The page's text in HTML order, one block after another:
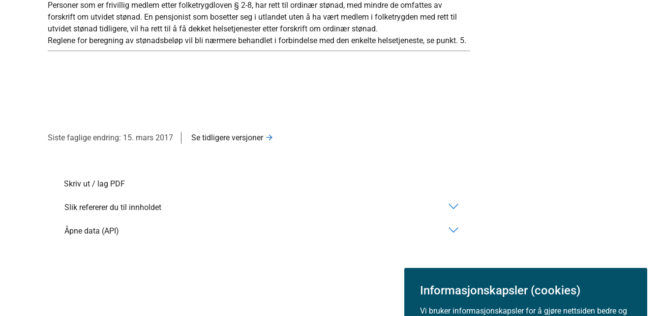
Informasjonskapsler (cookies)
Vi bruker informasjonskapsler for å gjøre nettsiden bedre og
Personer som er frivillig medlem etter folketrygdloven § 2-8, har rett til ordinær stønad, med mindre de omfattes av
forskrift om utvidet stønad. En pensjonist som bosetter seg i utlandet uten å ha vært medlem i folketrygden med rett til
utvidet stønad tidligere, vil ha rett til å få dekket helsetjenester etter forskrift om ordinær stønad.
Reglene for beregning av stønadsbeløp vil bli nærmere behandlet i forbindelse med den enkelte helsetjeneste, se punkt. 5.
Siste faglige endring: 15. mars 2017 Se tidligere versjoner
Skriv ut / lag PDF
Slik refererer du til innholdet
Åpne data (API)